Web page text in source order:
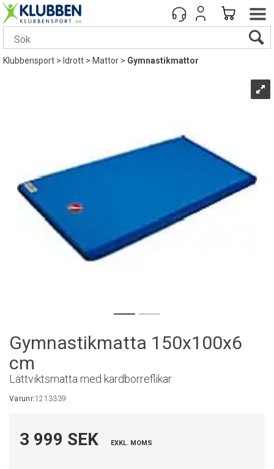
Klubbensport> Idrott>Mattor>Gymnastikmattor
Gymnastikmatta 150x100x6
cm
Lättviktsmatta med kardborreflikar
Varunr:1213339
3 999 SEK EXKL. MOMS